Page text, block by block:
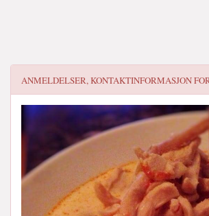
ANMELDELSER, KONTAKTINFORMASJON